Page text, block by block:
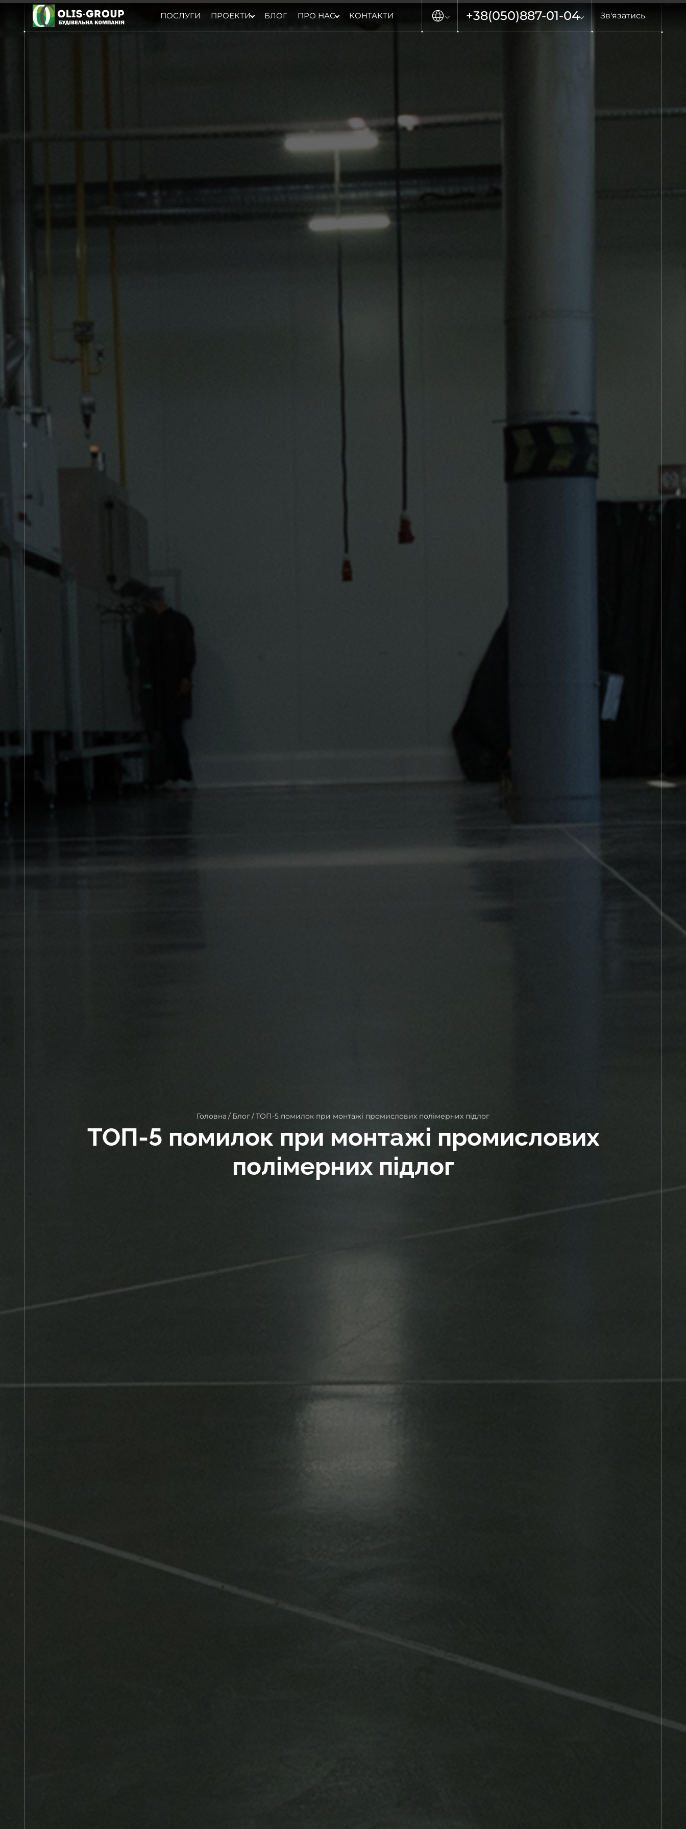
ПОСЛУГИ ПРОЕКТИ БЛОГ ПРО НАС КОНТАКТИ +38(050)887-01-04 Зв'язатись
Головна / Блог/ТОП-5 помилок при монтажі промислових полімерних підлог
ТОП-5 помилок при монтажі промислових
полімерних підлог